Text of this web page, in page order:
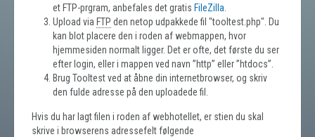
et FTP-prgram, anbefales det gratis FileZilla
Upload via FTP den netop udpakkede fil "tooltest.php". Du
kan blot placere den i roden af webmappen, hvor
hjemmesiden normalt ligger. Det er ofte, det første du ser
efter login, eller i mappen ved navn ”http” eller ”htdocs”.
Brug Tooltest ved at åbne din internetbrowser, og skriv
den fulde adresse på den uploadede fil.
Hvis du har lagt filen i roden af webhotellet, er stien du skal
skrive i browserens adressefelt følgende